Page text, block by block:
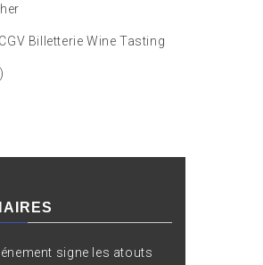
Billetterie Wine Tasting
signe les atouts